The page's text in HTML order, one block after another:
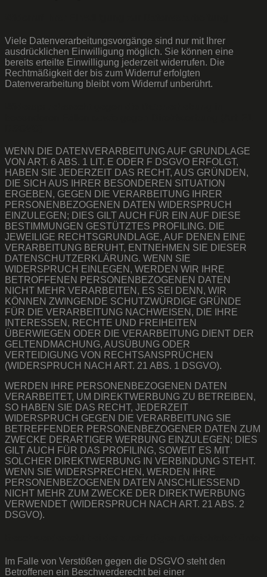
Viele Datenverarbeitungsvorgänge sind nur mit Ihrer
ausdrücklichen Einwilligung möglich. Sie können eine
bereits erteilte Einwilligung jederzeit widerrufen. Die
Rechtmäßigkeit der bis zum Widerruf erfolgten
Datenverarbeitung bleibt vom Widerruf unberührt.
WENN DIE DATENVERARBEITUNG AUF GRUNDLAGE
VON ART. 6 ABS. 1 LIT. E ODER F DSGVO ERFOLGT,
HABEN SIE JEDERZEIT DAS RECHT, AUS GRÜNDEN,
DIE SICH AUS IHRER BESONDEREN SITUATION
ERGEBEN, GEGEN DIE VERARBEITUNG IHRER
PERSONENBEZOGENEN DATEN WIDERSPRUCH
EINZULEGEN; DIES GILT AUCH FÜR EIN AUF DIESE
BESTIMMUNGEN GESTÜTZTES PROFILING. DIE
JEWEILIGE RECHTSGRUNDLAGE, AUF DENEN EINE
VERARBEITUNG BERUHT, ENTNEHMEN SIE DIESER
DATENSCHUTZERKLÄRUNG. WENN SIE
WIDERSPRUCH EINLEGEN, WERDEN WIR IHRE
BETROFFENEN PERSONENBEZOGENEN DATEN
NICHT MEHR VERARBEITEN, ES SEI DENN, WIR
KÖNNEN ZWINGENDE SCHUTZWÜRDIGE GRÜNDE
FÜR DIE VERARBEITUNG NACHWEISEN, DIE IHRE
INTERESSEN, RECHTE UND FREIHEITEN
ÜBERWIEGEN ODER DIE VERARBEITUNG DIENT DER
GELTENDMACHUNG, AUSÜBUNG ODER
VERTEIDIGUNG VON RECHTSANSPRÜCHEN
(WIDERSPRUCH NACH ART. 21 ABS. 1 DSGVO).
WERDEN IHRE PERSONENBEZOGENEN DATEN
VERARBEITET, UM DIREKTWERBUNG ZU BETREIBEN,
SO HABEN SIE DAS RECHT, JEDERZEIT
WIDERSPRUCH GEGEN DIE VERARBEITUNG SIE
BETREFFENDER PERSONENBEZOGENER DATEN ZUM
ZWECKE DERARTIGER WERBUNG EINZULEGEN; DIES
GILT AUCH FÜR DAS PROFILING, SOWEIT ES MIT
SOLCHER DIREKTWERBUNG IN VERBINDUNG STEHT.
WENN SIE WIDERSPRECHEN, WERDEN IHRE
PERSONENBEZOGENEN DATEN ANSCHLIESSEND
NICHT MEHR ZUM ZWECKE DER DIREKTWERBUNG
VERWENDET (WIDERSPRUCH NACH ART. 21 ABS. 2
DSGVO).
Im Falle von Verstößen gegen die DSGVO steht den
Betroffenen ein Beschwerderecht bei einer